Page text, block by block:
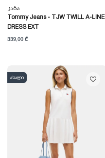
Კაბა
Tommy Jeans - TJW TWILL A-LINE
DRESS EXT
339,00 ₾
ახალი